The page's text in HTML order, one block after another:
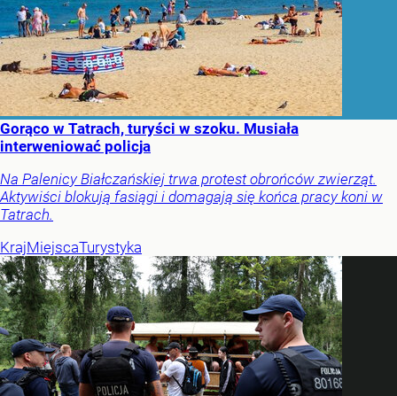
Gorąco w Tatrach, turyści w szoku. Musiała
interweniować policja
Na Palenicy Białczańskiej trwa protest obrońców zwierząt.
Aktywiści blokują fasiągi i domagają się końca pracy koni w
Tatrach.
KrajMiejscaTurystyka